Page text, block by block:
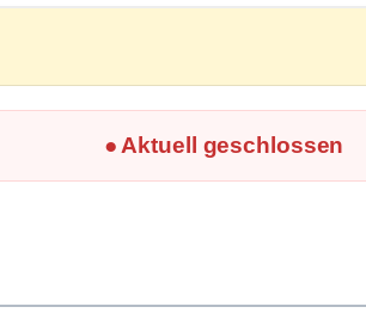
● Aktuell geschlossen